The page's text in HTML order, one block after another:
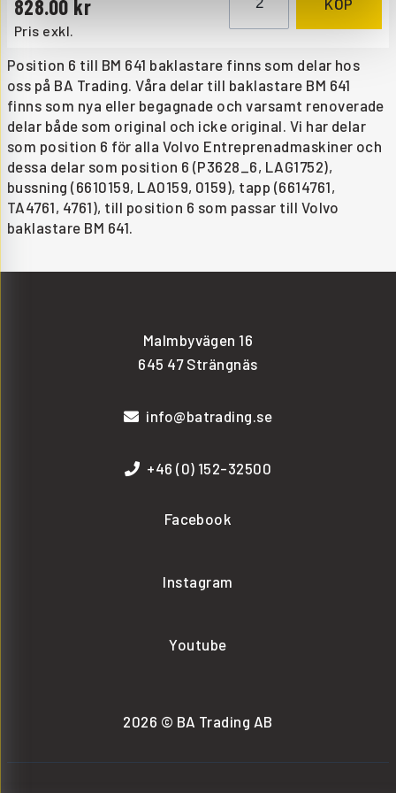
Pris exkl.
828.00
Position 6 till BM 641 baklastare finns som delar hos
oss på BA Trading. Våra delar till baklastare BM 641
finns som nya eller begagnade och varsamt renoverade
delar både som original och icke original. Vi har delar
som position 6 för alla Volvo Entreprenadmaskiner och
dessa delar som position 6 (P3628_6, LAG1752),
bussning (6610159, LA0159, 0159), tapp (6614761,
TA4761, 4761), till position 6 som passar till Volvo
baklastare BM 641.
Malmbyvägen 16
645 47 Strängnäs
info@batrading.se
+46 (0) 152-32500
Facebook
Instagram
Youtube
2026 © BA Trading AB